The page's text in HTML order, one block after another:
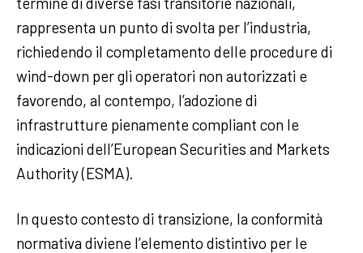
rappresenta un punto di svolta per l’industria,
richiedendo il completamento delle procedure di
wind-down per gli operatori non autorizzati e
favorendo, al contempo, l’adozione di
infrastrutture pienamente compliant con le
indicazioni dell’European Securities and Markets
Authority (ESMA).
In questo contesto di transizione, la conformità
normativa diviene l’elemento distintivo per le